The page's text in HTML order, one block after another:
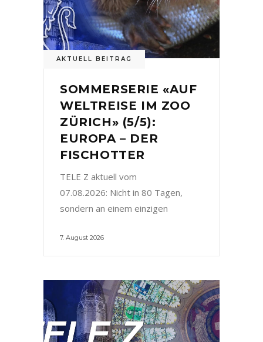
AKTUELL BEITRAG
SOMMERSERIE «AUF
WELTREISE IM ZOO
ZÜRICH» (5/5):
EUROPA – DER
FISCHOTTER
TELE Z aktuell vom
07.08.2026: Nicht in 80 Tagen,
sondern an einem einzigen
7. August 2026